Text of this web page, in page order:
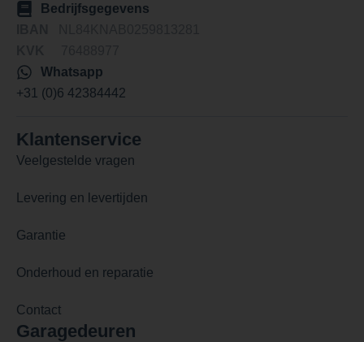
Bedrijfsgegevens
Whatsapp
+31 (0)6 42384442
Klantenservice
Veelgestelde vragen
Levering en levertijden
Garantie
Onderhoud en reparatie
Contact
Garagedeuren